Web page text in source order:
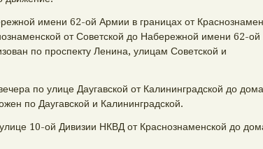
имени 62-ой Армии в границах от
от Советской до Набережной имени 62-ой
по проспекту Ленина, улицам Советской и
по улице Даугавской от Калининградской до
по Даугавской и Калининградской.
10-ой Дивизии НКВД от Краснознаменской до